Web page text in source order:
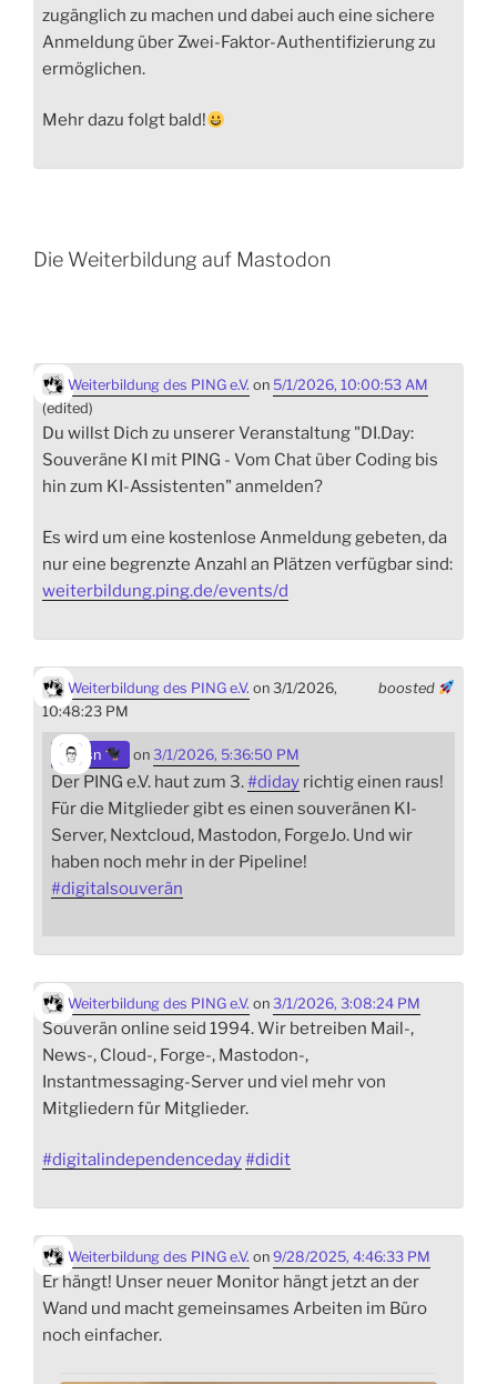
zugänglich zu machen und dabei auch eine sichere
Anmeldung über Zwei-Faktor-Authentifizierung zu
ermöglichen.
Mehr dazu folgt bald!
Die Weiterbildung auf Mastodon
Weiterbildung des PING e.V. on 5/1/2026, 10:00:53 AM
(edited)
Du willst Dich zu unserer Veranstaltung "DI.Day:
Souveräne KI mit PING - Vom Chat über Coding bis
hin zum KI-Assistenten" anmelden?
Es wird um eine kostenlose Anmeldung gebeten, da
nur eine begrenzte Anzahl an Plätzen verfügbar sind:
weiterbildung.ping.de/events/d
boosted
Weiterbildung des PING e.V. on 3/1/2026,
10:48:23 PM
sn on 3/1/2026, 5:36:50 PM
Der PING e.V. haut zum 3.#diday richtig einen raus!
Für die Mitglieder gibt es einen souveränen KI-
Server, Nextcloud, Mastodon, ForgeJo. Und wir
haben noch mehr in der Pipeline!
#digitalsouverän
Weiterbildung des PING e.V. on 3/1/2026, 3:08:24 PM
Souverän online seid 1994. Wir betreiben Mail-,
News-, Cloud-, Forge-, Mastodon-,
Instantmessaging-Server und viel mehr von
Mitgliedern für Mitglieder.
#digitalindependenceday#didit
Weiterbildung des PING e.V. on 9/28/2025, 4:46:33 PM
Er hängt! Unser neuer Monitor hängt jetzt an der
Wand und macht gemeinsames Arbeiten im Büro
noch einfacher.